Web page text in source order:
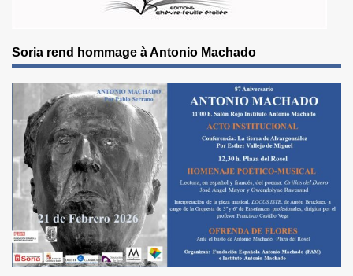
Soria rend hommage à Antonio Machado